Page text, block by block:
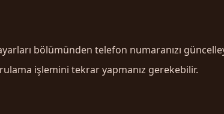
bölümünden telefon numaranızı
işlemini tekrar yapmanız gerekebilir.